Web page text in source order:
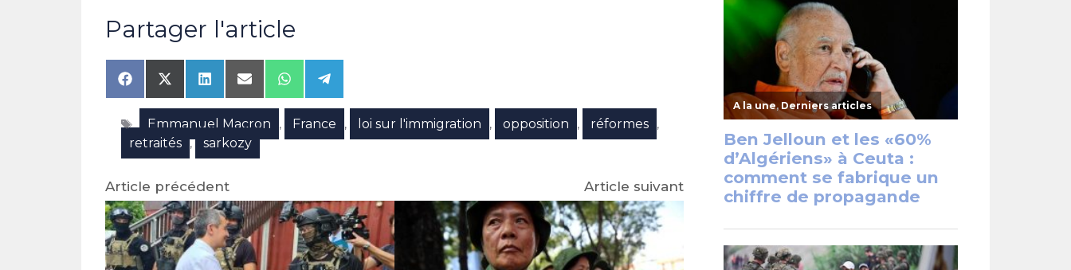
Partager l'article
Share
on
Facebook
Share
on
X
(Twitter)
Share
on
LinkedIn
Share
on
Email
Share
on
WhatsApp
Share
on
Telegram
Étiquettes
Emmanuel Macron , France , loi sur l'immigration , opposition , réformes ,
retraités , sarkozy
Article précédent Article suivant